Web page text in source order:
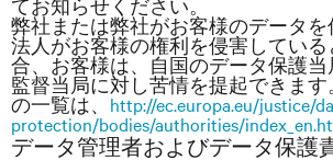
てお知らせください。
弊社または弊社がお客様のデータを
法人がお客様の権利を侵害してい
合、お客様は、自国のデータ保護
監督当局に対し苦情を提起できます
の一覧は、 http://ec.europa.eu/justice/
protection/bodies/authorities/
データ管理者およびデータ保護